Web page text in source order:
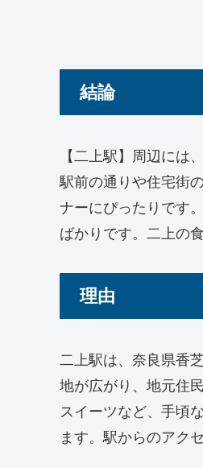
結論
【二上駅】周辺には
駅前の通りや住宅街
ナーにぴったりです
ばかりです。二上の
理由
二上駅は、奈良県香
地が広がり、地元住
スイーツなど、手頃
ます。駅からのアク